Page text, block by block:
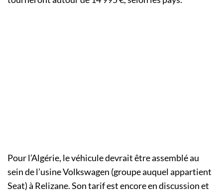
Pour l’Algérie, le véhicule devrait être assemblé au
sein de l’usine Volkswagen (groupe auquel appartient
Seat) à Relizane. Son tarif est encore en discussion et